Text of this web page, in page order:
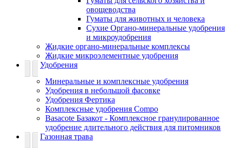
овощеводства
Гуматы для животных и человека
Сухие Органо-минеральные удобрения
и микроудобрения
Жидкие органо-минеральные комплексы
Жидкие микроэлементные удобрения
Удобрения
Минеральные и комплексные удобрения
Удобрения в небольшой фасовке
Удобрения Фертика
Комплексные удобрения Compo
Basacote Базакот - Комплексное гранулированное
удобрение длительного действия для питомников
Газонная трава